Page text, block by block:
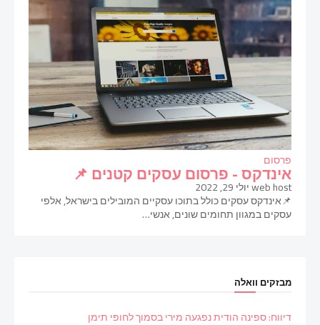
פרסום
אינדקס - פרסום עסקים קטנים 📌
web hostיולי 29, 2022
📌אינדקס עסקים כולל בתוכו עסקיים המובילים בישראל, אלפי
עסקים במגוון תחומים שונים, אנשי…
מבזקים וואלה
דיווח: ספינה הודית נפגעה מירי בסמוך לחופי תימן